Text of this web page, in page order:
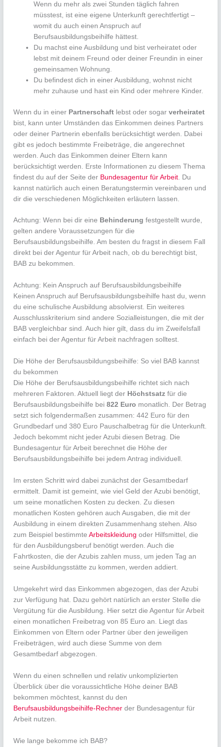
Wenn du mehr als zwei Stunden täglich fahren
müsstest, ist eine eigene Unterkunft gerechtfertigt –
womit du auch einen Anspruch auf
Berufsausbildungsbeihilfe hättest.
Du machst eine Ausbildung und bist verheiratet oder
lebst mit deinem Freund oder deiner Freundin in einer
gemeinsamen Wohnung.
Du befindest dich in einer Ausbildung, wohnst nicht
mehr zuhause und hast ein Kind oder mehrere Kinder.
Wenn du in einer Partnerschaft lebst oder sogarverheiratet
bist, kann unter Umständen das Einkommen deines Partners
oder deiner Partnerin ebenfalls berücksichtigt werden. Dabei
gibt es jedoch bestimmte Freibeträge, die angerechnet
werden. Auch das Einkommen deiner Eltern kann
berücksichtigt werden. Erste Informationen zu diesem Thema
findest du auf der Seite der Bundesagentur für Arbeit . Du
kannst natürlich auch einen Beratungstermin vereinbaren und
dir die verschiedenen Möglichkeiten erläutern lassen.
Achtung: Wenn bei dir eine Behinderung festgestellt wurde,
gelten andere Voraussetzungen für die
Berufsausbildungsbeihilfe. Am besten du fragst in diesem Fall
direkt bei der Agentur für Arbeit nach, ob du berechtigt bist,
BAB zu bekommen.
Achtung: Kein Anspruch auf Berufsausbildungsbeihilfe
Keinen Anspruch auf Berufsausbildungsbeihilfe hast du, wenn
du eine schulische Ausbildung absolvierst. Ein weiteres
Ausschlusskriterium sind andere Sozialleistungen, die mit der
BAB vergleichbar sind. Auch hier gilt, dass du im Zweifelsfall
einfach bei der Agentur für Arbeit nachfragen solltest.
Die Höhe der Berufsausbildungsbeihilfe: So viel BAB kannst
du bekommen
Die Höhe der Berufsausbildungsbeihilfe richtet sich nach
mehreren Faktoren. Aktuell liegt der Höchstsatz für die
Berufsausbildungsbeihilfe bei822 Euro monatlich. Der Betrag
setzt sich folgendermaßen zusammen: 442 Euro für den
Grundbedarf und 380 Euro Pauschalbetrag für die Unterkunft.
Jedoch bekommt nicht jeder Azubi diesen Betrag. Die
Bundesagentur für Arbeit berechnet die Höhe der
Berufsausbildungsbeihilfe bei jedem Antrag individuell.
Im ersten Schritt wird dabei zunächst der Gesamtbedarf
ermittelt. Damit ist gemeint, wie viel Geld der Azubi benötigt,
um seine monatlichen Kosten zu decken. Zu diesen
monatlichen Kosten gehören auch Ausgaben, die mit der
Ausbildung in einem direkten Zusammenhang stehen. Also
zum Beispiel bestimmteArbeitskleidung oder Hilfsmittel, die
für den Ausbildungsberuf benötigt werden. Auch die
Fahrtkosten, die der Azubis zahlen muss, um jeden Tag an
seine Ausbildungsstätte zu kommen, werden addiert.
Umgekehrt wird das Einkommen abgezogen, das der Azubi
zur Verfügung hat. Dazu gehört natürlich an erster Stelle die
Vergütung für die Ausbildung. Hier setzt die Agentur für Arbeit
einen monatlichen Freibetrag von 85 Euro an. Liegt das
Einkommen von Eltern oder Partner über den jeweiligen
Freibeträgen, wird auch diese Summe von dem
Gesamtbedarf abgezogen.
Wenn du einen schnellen und relativ unkomplizierten
Überblick über die voraussichtliche Höhe deiner BAB
bekommen möchtest, kannst du den
Berufsausbildungsbeihilfe-Rechner der Bundesagentur für
Arbeit nutzen.
Wie lange bekomme ich BAB?